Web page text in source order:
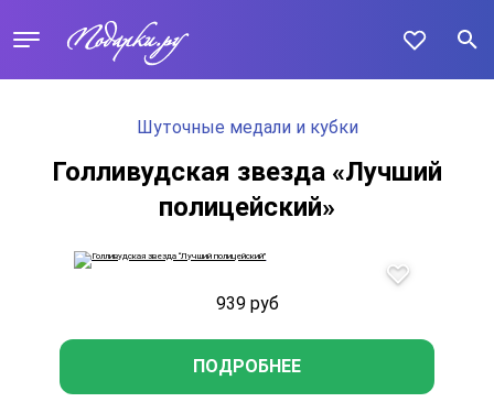
Шуточные медали и кубки
Голливудская звезда «Лучший
полицейский»
939 руб
ПОДРОБНЕЕ